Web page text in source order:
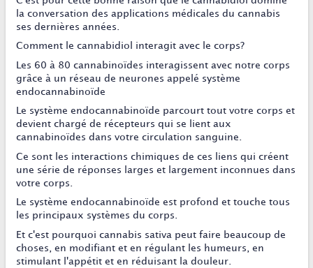
la conversation des applications médicales du cannabis
ses dernières années.
Comment le cannabidiol interagit avec le corps?
Les 60 à 80 cannabinoïdes interagissent avec notre corps
grâce à un réseau de neurones appelé système
endocannabinoïde
Le système endocannabinoïde parcourt tout votre corps et
devient chargé de récepteurs qui se lient aux
cannabinoïdes dans votre circulation sanguine.
Ce sont les interactions chimiques de ces liens qui créent
une série de réponses larges et largement inconnues dans
votre corps.
Le système endocannabinoïde est profond et touche tous
les principaux systèmes du corps.
Et c'est pourquoi cannabis sativa peut faire beaucoup de
choses, en modifiant et en régulant les humeurs, en
stimulant l'appétit et en réduisant la douleur.